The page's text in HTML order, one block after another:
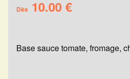
Dès 10.00 €
Base sauce tomate, fromage,